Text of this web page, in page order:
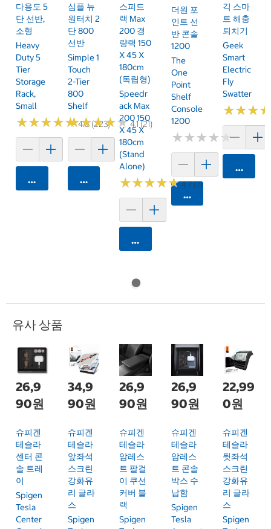
다용도 5
단 선반,
소형
Heavy
Duty 5
Tier
Storage
Rack,
Small
★★★★★
★★★★★4.8 (223)
카트에 담기
심플 뉴
원터치 2
단 800
선반
Simple 1
Touch
2-Tier
800
Shelf
★★★★★
★★★★★4.1 (21)
카트에 담기
스피드
랙 Max
200 경
량랙 150
X 45 X
180cm
(독립형)
Speedr
Ack Max
200 150
X 45 X
180cm
(Stand
Alone)
★★★★★
★★★★★4.7 (7)
카트에 담기
더원 포
인트 선
반 콘솔
1200
The
One
Point
Shelf
Console
1200
★★★★★
★★★★★
카트에 담기
긱 스마
트 해충
퇴치기
Geek
Smart
Electric
Fly
Swatter
★★★
★★★
카트에
유사 상품
26,9
90원
슈피겐
테슬라
센터 콘
솔 트레
이
Spigen
Tesla
Center
34,9
90원
슈피겐
테슬라
앞좌석
스크린
강화유
리 글라
스
Spigen
26,9
90원
슈피겐
테슬라
암레스
트 팔걸
이 쿠션
커버 블
랙
Spigen
26,9
90원
슈피겐
테슬라
암레스
트 콘솔
박스 수
납함
Spigen
Tesla
22,99
0원
슈피겐
테슬라
뒷좌석
스크린
강화유
리 글라
스
Spigen